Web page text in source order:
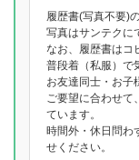
履歴書(写真不要)
写真はサンテクに
なお、履歴書はコ
普段着（私服）で
お友達同士・お子
ご要望に合わせて
ています。
時間外・休日問わ
せください。